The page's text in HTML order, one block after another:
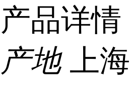
产品详情
产地 上海